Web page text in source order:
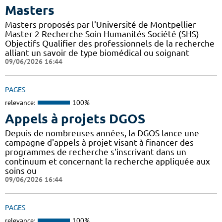
Masters
Masters proposés par l'Université de Montpellier
Master 2 Recherche Soin Humanités Société (SHS)
Objectifs Qualifier des professionnels de la recherche
alliant un savoir de type biomédical ou soignant
09/06/2026 16:44
PAGES
relevance: 100%
Appels à projets DGOS
Depuis de nombreuses années, la DGOS lance une
campagne d'appels à projet visant à financer des
programmes de recherche s'inscrivant dans un
continuum et concernant la recherche appliquée aux
soins ou
09/06/2026 16:44
PAGES